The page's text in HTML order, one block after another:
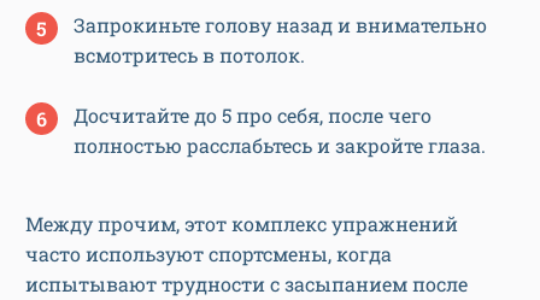
Запрокиньте голову назад и внимательно
всмотритесь в потолок.
Досчитайте до 5 про себя, после чего
полностью расслабьтесь и закройте глаза.
Между прочим, этот комплекс упражнений
часто используют спортсмены, когда
испытывают трудности с засыпанием после